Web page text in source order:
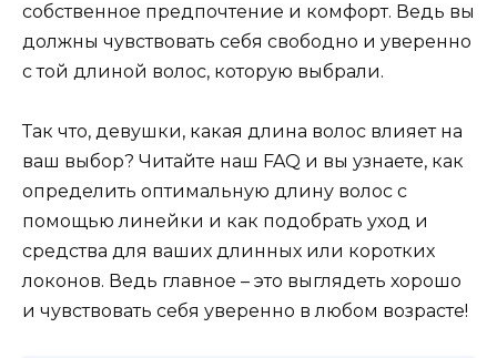
собственное предпочтение и комфорт. Ведь вы
должны чувствовать себя свободно и уверенно
с той длиной волос, которую выбрали.
Так что, девушки, какая длина волос влияет на
ваш выбор? Читайте наш FAQ и вы узнаете, как
определить оптимальную длину волос с
помощью линейки и как подобрать уход и
средства для ваших длинных или коротких
локонов. Ведь главное – это выглядеть хорошо
и чувствовать себя уверенно в любом возрасте!